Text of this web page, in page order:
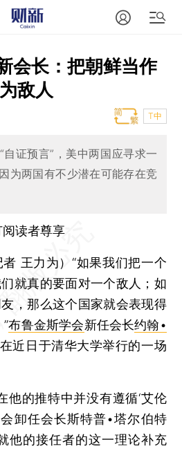
会长：把朝鲜当作
敌人
T中
证预言”，美中两国应寻求一
为两国有不少潜在可能存在竞
读者尊享
者 王力为）“如果我们把一个
就真的要面对一个敌人；如
，那么这个国家就会表现得
布鲁金斯学会新任会长约翰•
近日于清华大学举行的一场
他的推特中并没有遵循‘艾伦
卸任会长斯特普•塔尔伯特
他的接任者的这一理论补充